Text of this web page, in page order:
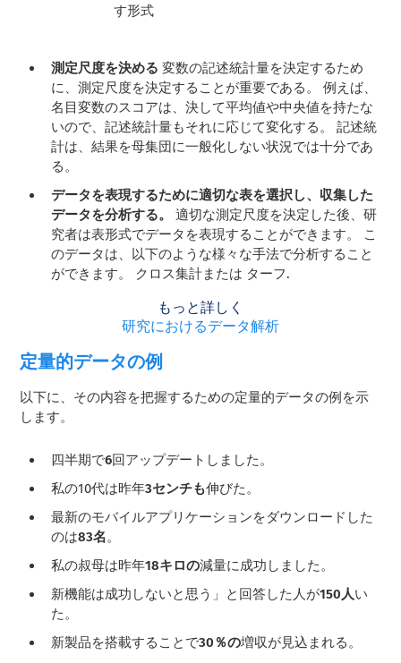
す形式
測定尺度を決める変数の記述統計量を決定するため
に、測定尺度を決定することが重要である。例えば、
名目変数のスコアは、決して平均値や中央値を持たな
いので、記述統計量もそれに応じて変化する。 記述統
計は、結果を母集団に一般化しない状況では十分であ
る。
データを表現するために適切な表を選択し、収集した
データを分析する。適切な測定尺度を決定した後、研
究者は表形式でデータを表現することができます。 こ
のデータは、以下のような様々な手法で分析すること
ができます。 クロス集計または ターフ.
もっと詳しく
研究におけるデータ解析
定量的データの例
以下に、その内容を把握するための定量的データの例を示
します。
四半期で6回アップデートしました。
私の10代は昨年3センチも伸びた。
最新のモバイルアプリケーションをダウンロードした
のは83名。
私の叔母は昨年18キロの減量に成功しました。
新機能は成功しないと思う」と回答した人が150人い
た。
新製品を搭載することで30％の増収が見込まれる。